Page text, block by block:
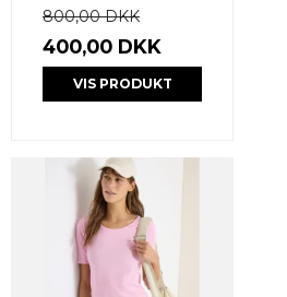
800,00 DKK
400,00 DKK
VIS PRODUKT